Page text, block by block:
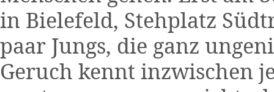
in Bielefeld, Stehplatz
paar Jungs, die ganz
Geruch kennt inzwischen